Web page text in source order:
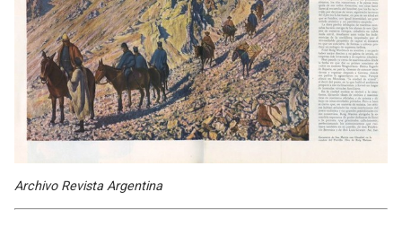
Archivo Revista Argentina